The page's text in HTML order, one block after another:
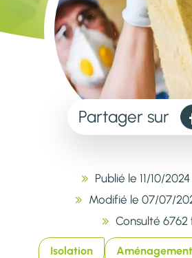
Partager sur
Publié le 11/10/
Modifié le 07/07/
Consulté 6762
Isolation